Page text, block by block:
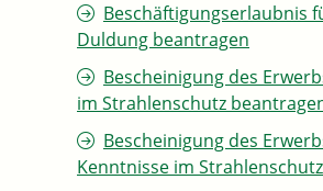
Beschäftigungserlaubnis
Duldung beantragen
Bescheinigung des
im Strahlenschutz
Bescheinigung des
Kenntnisse im